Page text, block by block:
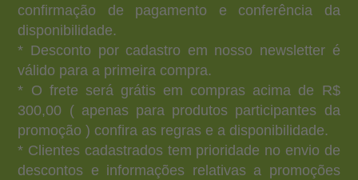
confirmação de pagamento e conferência da
disponibilidade.
* Desconto por cadastro em nosso newsletter é
válido para a primeira compra.
* O frete será grátis em compras acima de R$
300,00 ( apenas para produtos participantes da
promoção ) confira as regras e a disponibilidade.
* Clientes cadastrados tem prioridade no envio de
descontos e informações relativas a promoções